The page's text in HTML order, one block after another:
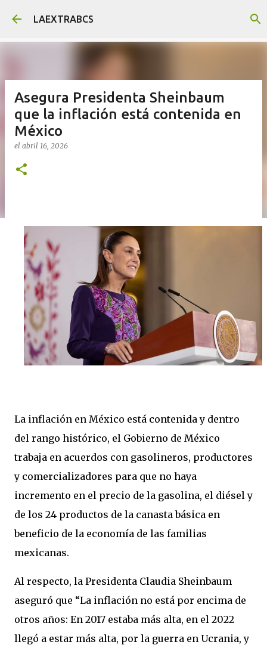
Ir al contenido principal
LAEXTRABCS
Asegura Presidenta Sheinbaum
que la inflación está contenida en
México
el abril 16, 2026
La inflación en México está contenida y dentro
del rango histórico, el Gobierno de México
trabaja en acuerdos con gasolineros, productores
y comercializadores para que no haya
incremento en el precio de la gasolina, el diésel y
de los 24 productos de la canasta básica en
beneficio de la economía de las familias
mexicanas.
Al respecto, la Presidenta Claudia Sheinbaum
aseguró que “La inflación no está por encima de
otros años: En 2017 estaba más alta, en el 2022
llegó a estar más alta, por la guerra en Ucrania, y